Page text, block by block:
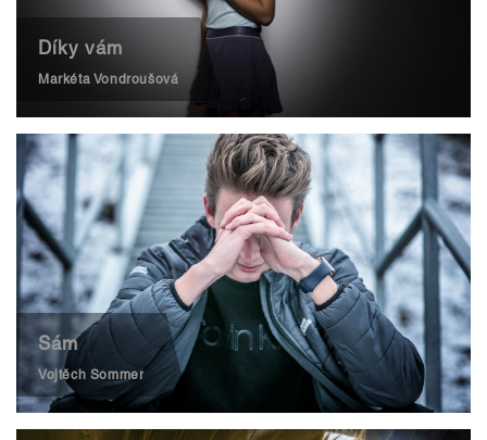
Díky vám
Markéta Vondroušová
Sám
Vojtěch Sommer